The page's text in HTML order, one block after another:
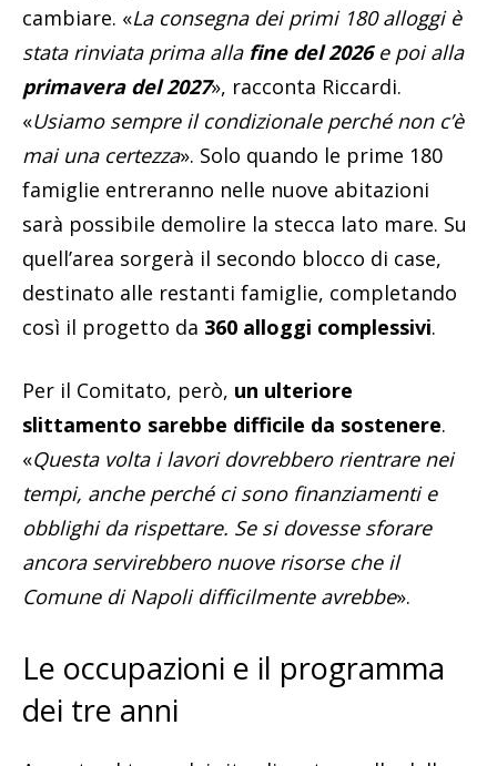
cambiare. «La consegna dei primi 180 alloggi è
stata rinviata prima allafine del 2026e poi alla
primavera del 2027», racconta Riccardi.
«Usiamo sempre il condizionale perché non c’è
mai una certezza». Solo quando le prime 180
famiglie entreranno nelle nuove abitazioni
sarà possibile demolire la stecca lato mare. Su
quell’area sorgerà il secondo blocco di case,
destinato alle restanti famiglie, completando
così il progetto da 360 alloggi complessivi.
Per il Comitato, però, un ulteriore
slittamento sarebbe difficile da sostenere.
«Questa volta i lavori dovrebbero rientrare nei
tempi, anche perché ci sono finanziamenti e
obblighi da rispettare. Se si dovesse sforare
ancora servirebbero nuove risorse che il
Comune di Napoli difficilmente avrebbe».
Le occupazioni e il programma
dei tre anni